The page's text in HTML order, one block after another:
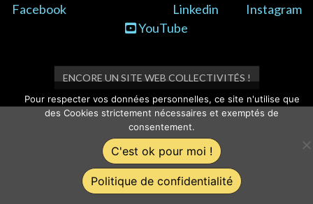
Facebook
Linkedin
Instagram
YouTube
ENCORE UN SITE WEB COLLECTIVITÉS !
Pour respecter vos données personnelles, ce site n'utilise que
des Cookies strictement nécessaires et exemptés de
consentement.
C'est ok pour moi !
Politique de confidentialité